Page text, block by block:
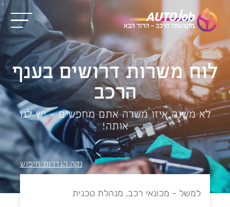
לוח משרות דרושים בענף
הרכב
לא משנה איזו משרה אתם מחפשים – יש לנו
אותה!
נקה הגדרות חיפוש